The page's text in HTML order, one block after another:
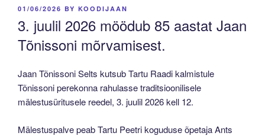
POSTED
01/06/2026 BY KOODIJAAN
3. juulil 2026 möödub 85 aastat Jaan
Tõnissoni mõrvamisest.
Jaan Tõnissoni Selts kutsub Tartu Raadi kalmistule
Tõnissoni perekonna rahulasse traditsioonilisele
mälestusüritusele reedel, 3. juulil 2026 kell 12.
Mälestuspalve peab Tartu Peetri koguduse õpetaja Ants